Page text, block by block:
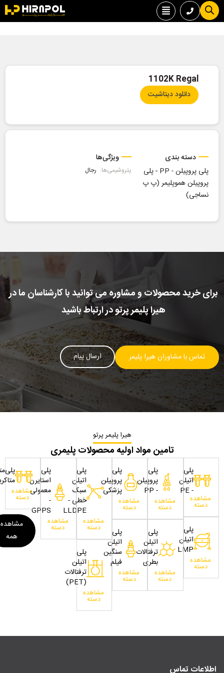
1102K Regal
دانلود دیتاشیت
دسته بندی
پلی پروپیلن - PP
-پلی
پروپیلن هموپلیمر (پ پ
نساجی)
ویژگی‌ها
پتروشیمی‌ها: رجال
برای خرید محصولات و مشاوره می توانید با کارشناسان ما در
هیرا پلیمر پرتو در ارتباط باشید
تماس با مشاوران هیرا پلیمر ارسال پیام
هیرا پلیمر پرتو
تامین مواد اولیه محصولات پلیمری
پلی
اتیلن
- PE
مشاهده
دسته
پلی
اتیلن
LMP
مشاهده
دسته
پلی
پروپیلن
- PP
مشاهده
دسته
پلی
اتیلن
ترفتالات
بطری
مشاهده
دسته
پلی
پروپیلن
پزشکی
مشاهده
دسته
پلی
اتیلن
سنگین
فیلم
مشاهده
دسته
پلی
اتیلن
سبک
خطی -
LLDPE
مشاهده
دسته
پلی
اتیلن
ترفتالات
(PET)
مشاهده
دسته
پلی
استایرن
معمولی
-
GPPS
مشاهده
دسته
مشاهده
دسته
مشاهده
همه
اطلاعات تماس